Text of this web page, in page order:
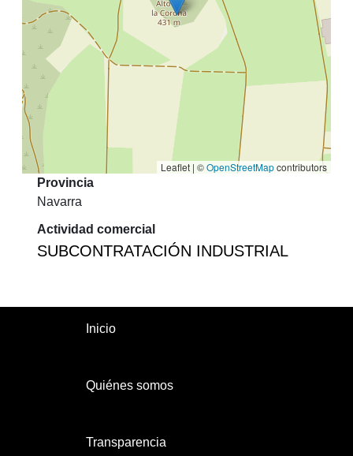
Leaflet | ©OpenStreetMapcontributors
Provincia
Navarra
Actividad comercial
SUBCONTRATACIÓN INDUSTRIAL
Inicio
Quiénes somos
Transparencia